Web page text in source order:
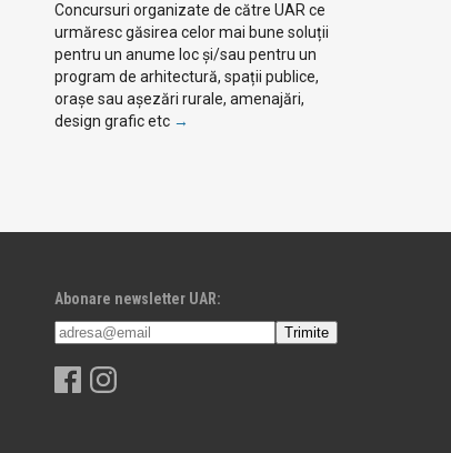
Concursuri organizate de către UAR ce
urmăresc găsirea celor mai bune soluții
pentru un anume loc și/sau pentru un
program de arhitectură, spații publice,
orașe sau așezări rurale, amenajări,
design grafic etc →
Abonare newsletter UAR: